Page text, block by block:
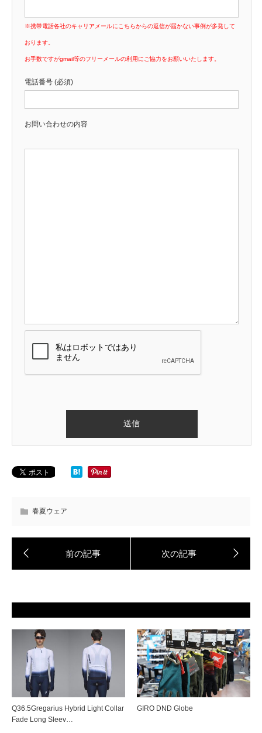
※携帯電話各社のキャリアメールにこちらからの返信が届かない事例が多発して
おります。
お手数ですがgmail等のフリーメールの利用にご協力をお願いいたします。
電話番号 (必須)
お問い合わせの内容
春夏ウェア
Q36.5Gregarius Hybrid Light Collar
Fade Long Sleev…
GIRO DND Globe